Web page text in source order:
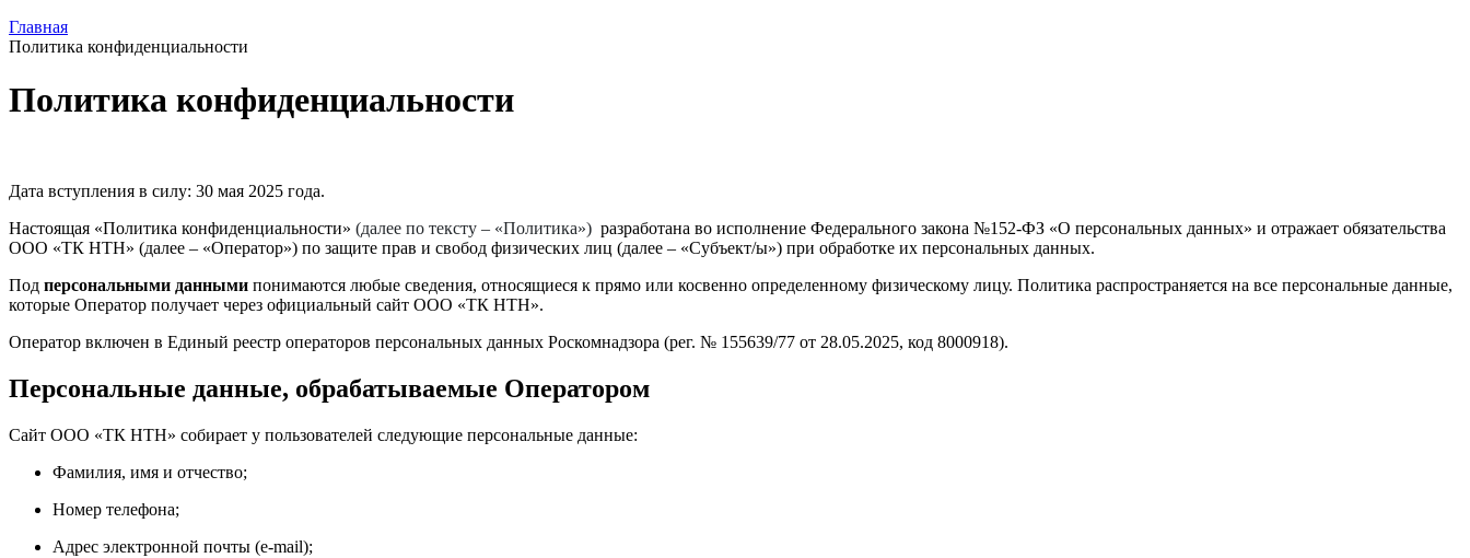
Главная
Политика конфиденциальности
Политика конфиденциальности
Дата вступления в силу: 30 мая 2025 года.
Настоящая «Политика конфиденциальности» (далее по тексту – «Политика») разработана во исполнение Федерального закона №152‑ФЗ «О персональных данных» и отражает обязательства
ООО «ТК НТН» (далее – «Оператор») по защите прав и свобод физических лиц (далее – «Субъект/ы») при обработке их персональных данных.
Под персональными данными понимаются любые сведения, относящиеся к прямо или косвенно определенному физическому лицу. Политика распространяется на все персональные данные,
которые Оператор получает через официальный сайт ООО «ТК НТН».
Оператор включен в Единый реестр операторов персональных данных Роскомнадзора (рег. № 155639/77 от 28.05.2025, код 8000918).
Персональные данные, обрабатываемые Оператором
Сайт ООО «ТК НТН» собирает у пользователей следующие персональные данные:
Фамилия, имя и отчество;
Номер телефона;
Адрес электронной почты (e-mail);